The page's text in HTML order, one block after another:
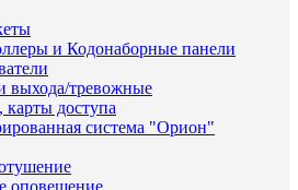
и Кодонаборные панели
выхода/тревожные
доступа
система "Орион"
оповещение